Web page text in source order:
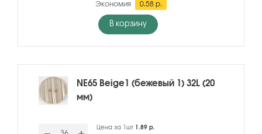
Экономия 0.58 р.
В корзину
NE65 Beige1 (бежевый 1) 32L (20
мм)
Цена за 1шт 1.89 р.